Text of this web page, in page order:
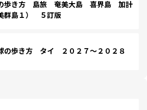
歩き方 島旅 奄美大島 喜界島 加計
群島１） ５訂版
の歩き方 タイ ２０２７～２０２８